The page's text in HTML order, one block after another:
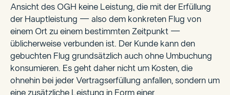
Ansicht des OGH keine Leistung, die mit der Erfüllung
der Hauptleistung — also dem konkreten Flug von
einem Ort zu einem bestimmten Zeitpunkt —
üblicherweise verbunden ist. Der Kunde kann den
gebuchten Flug grundsätzlich auch ohne Umbuchung
konsumieren. Es geht daher nicht um Kosten, die
ohnehin bei jeder Vertragserfüllung anfallen, sondern um
eine zusätzliche Leistung in Form einer